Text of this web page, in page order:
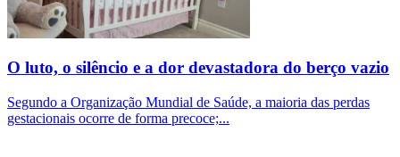
O luto, o silêncio e a dor devastadora do berço vazio
Segundo a Organização Mundial de Saúde, a maioria das perdas
gestacionais ocorre de forma precoce;...